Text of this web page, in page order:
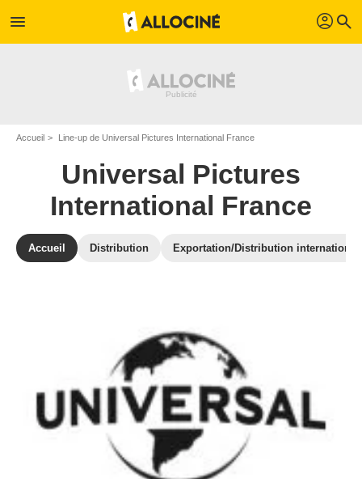
menu profil search
Accueil Line-up de Universal Pictures International France
Universal Pictures
International France
Accueil Distribution Exportation/Distribution